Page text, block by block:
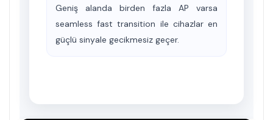
Geniş alanda birden fazla AP varsa
seamless fast transition ile cihazlar en
güçlü sinyale gecikmesiz geçer.